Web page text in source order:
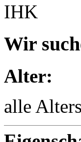
IHK
Wir
Alter:
alle